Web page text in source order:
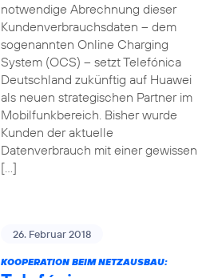
notwendige Abrechnung dieser
Kundenverbrauchsdaten – dem
sogenannten Online Charging
System (OCS) – setzt Telefónica
Deutschland zukünftig auf Huawei
als neuen strategischen Partner im
Mobilfunkbereich. Bisher wurde
Kunden der aktuelle
Datenverbrauch mit einer gewissen
[…]
26. Februar 2018
KOOPERATION BEIM NETZAUSBAU: